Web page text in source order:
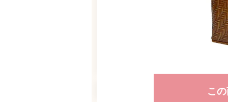
こ